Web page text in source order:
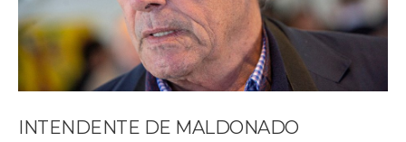
INTENDENTE DE MALDONADO